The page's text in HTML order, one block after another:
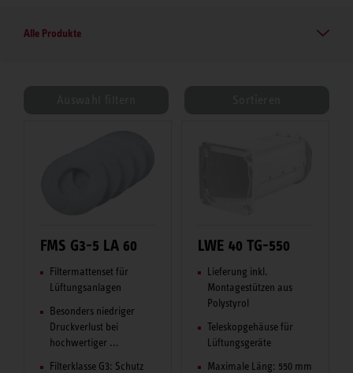
Alle Produkte
FMS G3-5 LA 60
Filtermattenset für
Lüftungsanlagen
Besonders niedriger
Druckverlust bei
hochwertiger ...
Filterklasse G3: Schutz
LWE 40 TG-550
Lieferung inkl.
Montagestützen aus
Polystyrol
Teleskopgehäuse für
Lüftungsgeräte
Maximale Läng: 550 mm